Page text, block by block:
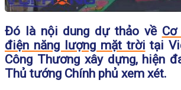
Đó là nội dung dự thảo về
điện năng lượng mặt trời tại
Công Thương xây dựng, hiện
Thủ tướng Chính phủ xem xét.